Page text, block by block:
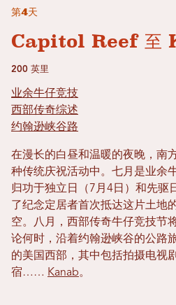
第4天
Capitol Reef 至
200 英里
业余牛仔竞技
西部传奇综述
约翰逊峡谷路
在漫长的白昼和温暖的夜晚，南
种传统庆祝活动中。七月是业余
归功于独立日（7月4日）和先驱
了纪念定居者首次抵达这片土地
空。八月，西部传奇牛仔竞技节
论何时，沿着约翰逊峡谷的公路
的美国西部，其中包括拍摄电视
宿…… Kanab。